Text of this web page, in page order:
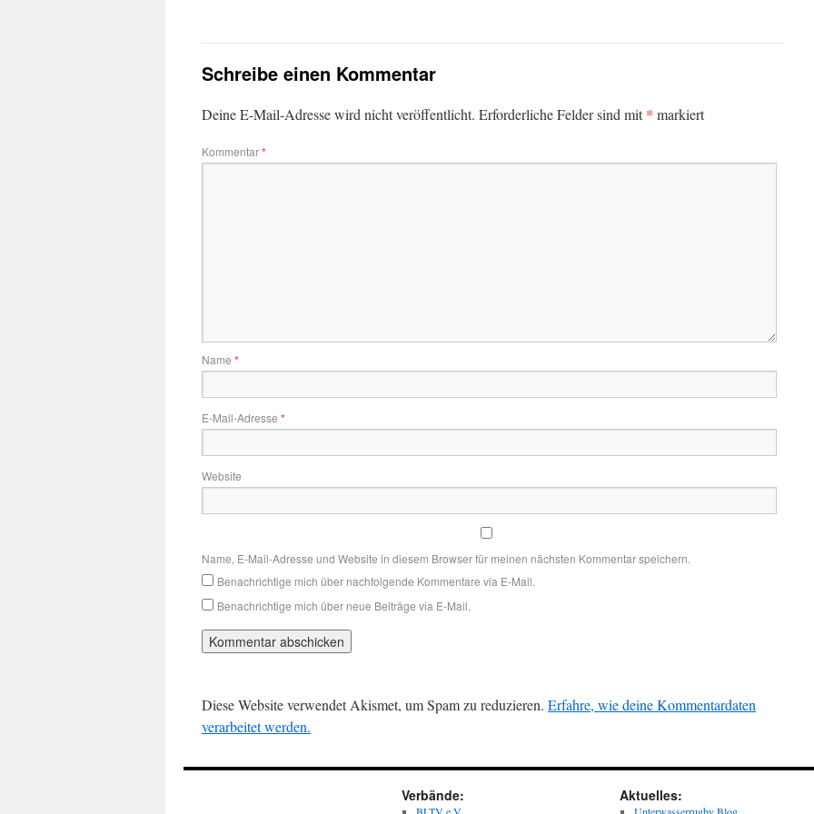
Schreibe einen Kommentar
Deine E-Mail-Adresse wird nicht veröffentlicht. Erforderliche Felder sind mit* markiert
Kommentar*
Name *
E-Mail-Adresse *
Website
Name, E-Mail-Adresse und Website in diesem Browser für meinen nächsten Kommentar speichern.
Benachrichtige mich über nachfolgende Kommentare via E-Mail.
Benachrichtige mich über neue Beiträge via E-Mail.
Diese Website verwendet Akismet, um Spam zu reduzieren. Erfahre, wie deine Kommentardaten
verarbeitet werden.
Verbände: Aktuelles: